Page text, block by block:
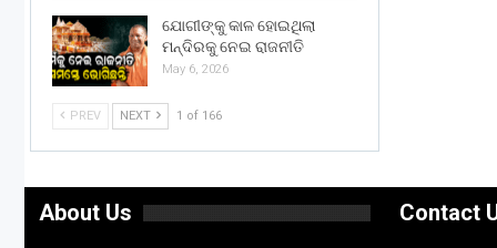
ଯୋଗୀଙ୍କୁ କାଳ ହୋଇଥିଲା
ମନ୍ଦିରକୁ ନେଇ ରାଜନୀତି
May 6, 2026
PREV NEXT 1 of 166
About Us Contact